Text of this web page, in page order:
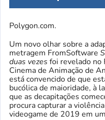
Polygon.com.
Um novo olhar sobre a
metragem FromSoftware
duas vezes foi revelado no
Cinema de Animação de
está convencido de que
bucólica de maioridade, à
que as decapitações
procura capturar a
videogame de 2019 em